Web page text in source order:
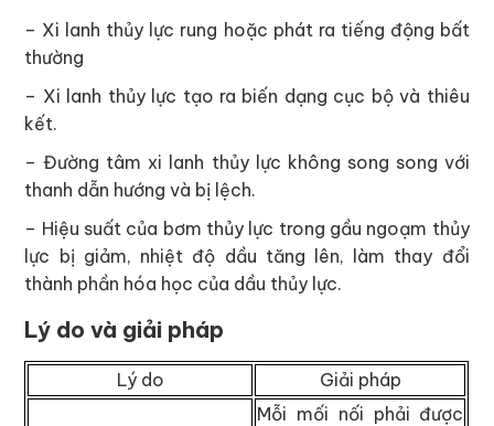
– Xi lanh thủy lực rung hoặc phát ra tiếng động bất
thường
– Xi lanh thủy lực tạo ra biến dạng cục bộ và thiêu
kết.
– Đường tâm xi lanh thủy lực không song song với
thanh dẫn hướng và bị lệch.
– Hiệu suất của bơm thủy lực trong gầu ngoạm thủy
lực bị giảm, nhiệt độ dầu tăng lên, làm thay đổi
thành phần hóa học của dầu thủy lực.
Lý do và giải pháp
Lý do Giải pháp
Mỗi mối nối phải được